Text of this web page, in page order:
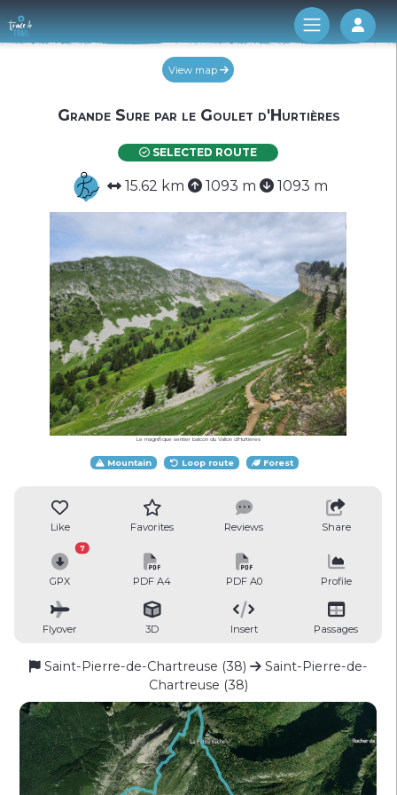
Log
View map
Grande Sure par le Goulet d'Hurtières
SELECTED ROUTE
15.62 km 1093 m 1093 m
Le magnifique sentier balcon du Vallon d'Hurtières
Mountain Loop route Forest
Like Favorites Reviews Share
GPX
7
PDF A4 PDF A0 Profile
Flyover 3D Insert Passages
Saint-Pierre-de-Chartreuse (38)
Saint-Pierre-de-
Chartreuse (38)